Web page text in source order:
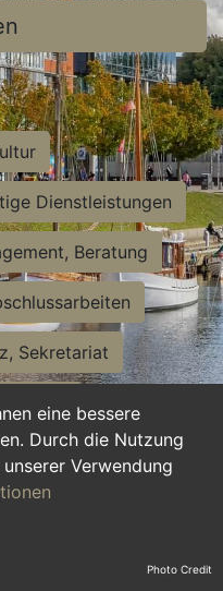
eine bessere
Durch die Nutzung
Verwendung
Dienstleistungen
Beratung
Sekretariat
Ausbildung
Photo Credit